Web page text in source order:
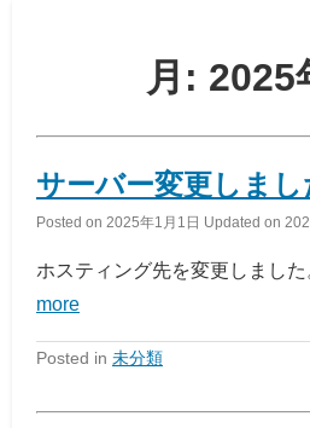
月: 2025
サーバー変更しまし
Posted on 2025年1月1日 Updated on
ホスティング先を変更しまし
more
Posted in 未分類